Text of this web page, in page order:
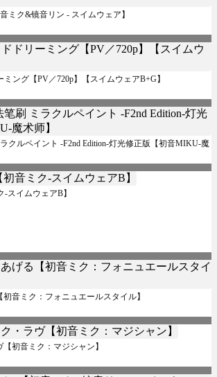
ミク&镜音リン - スイムウェア】
ミング【PV／720p】【スイムウェアB+G】
クルペイント -F2nd Edition-灯光修正版【初音MIKU-魔
-スイムウェアB】
音ミク：フォニュエールスタイル】
初音ミク：マジシャン】